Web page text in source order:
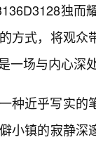
独而
方式，将观
一场与内心深
种近乎写实
小镇的寂静